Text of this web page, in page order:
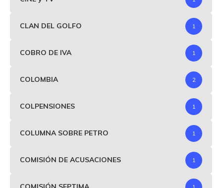
CLAN DEL GOLFO 1
COBRO DE IVA 1
COLOMBIA 2
COLPENSIONES 1
COLUMNA SOBRE PETRO 1
COMISIÓN DE ACUSACIONES 1